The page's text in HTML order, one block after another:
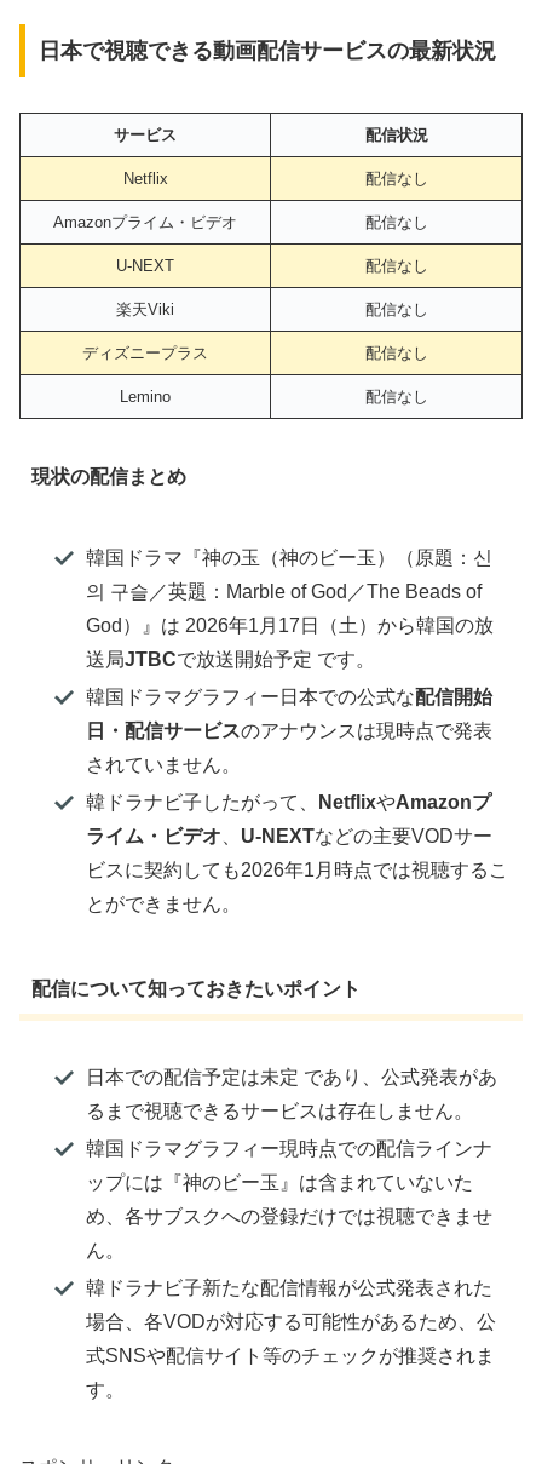
日本で視聴できる動画配信サービスの最新状況
サービス 配信状況
Netflix 配信なし
Amazonプライム・ビデオ 配信なし
U-NEXT 配信なし
楽天Viki 配信なし
ディズニープラス 配信なし
Lemino 配信なし
現状の配信まとめ
韓国ドラマ『神の玉（神のビー玉）（原題：신
의 구슬／英題：Marble of God／The Beads of
God）』は 2026年1月17日（土）から韓国の放
送局JTBCで放送開始予定 です。
韓国ドラマグラフィー日本での公式な配信開始
日・配信サービスのアナウンスは現時点で発表
されていません。
韓ドラナビ子したがって、
NetflixやAmazonプ
ライム・ビデオ
U-NEXTなどの主要VODサー
ビスに契約しても2026年1月時点では視聴するこ
とができません。
配信について知っておきたいポイント
日本での配信予定は未定 であり、公式発表があ
るまで視聴できるサービスは存在しません。
韓国ドラマグラフィー現時点での配信ラインナ
ップには『神のビー玉』は含まれていないた
め、各サブスクへの登録だけでは視聴できませ
ん。
韓ドラナビ子新たな配信情報が公式発表された
場合、各VODが対応する可能性があるため、公
式SNSや配信サイト等のチェックが推奨されま
す。